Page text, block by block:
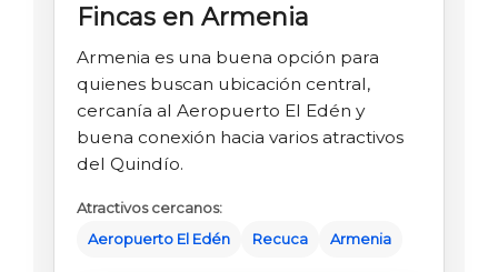
Fincas en Armenia
Armenia es una buena opción para
quienes buscan ubicación central,
cercanía al Aeropuerto El Edén y
buena conexión hacia varios atractivos
del Quindío.
Atractivos cercanos:
Aeropuerto El Edén
Recuca Armenia